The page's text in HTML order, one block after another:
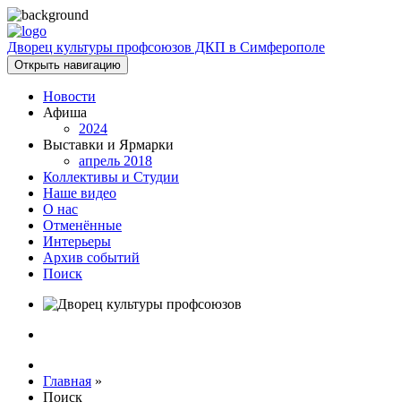
Дворец культуры профсоюзов ДКП в Симферополе
Открыть навигацию
Новости
Афиша
2024
Выставки и Ярмарки
апрель 2018
Коллективы и Студии
Наше видео
О нас
Отменённые
Интерьеры
Архив событий
Поиск
Главная »
Поиск